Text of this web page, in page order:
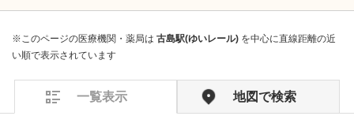
※このページの医療機関・薬局は 古島駅(ゆいレール) を中心に直線距離の近
い順で表示されています
一覧表示 地図で検索